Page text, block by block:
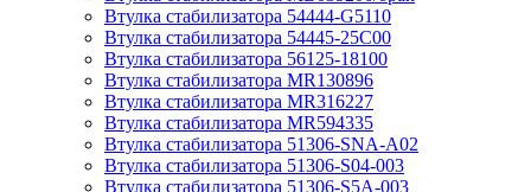
Втулка стабилизатора 54444-G5110
Втулка стабилизатора 54445-25C00
Втулка стабилизатора 56125-18100
Втулка стабилизатора MR130896
Втулка стабилизатора MR316227
Втулка стабилизатора MR594335
Втулка стабилизатора 51306-SNA-A02
Втулка стабилизатора 51306-S04-003
Втулка стабилизатора 51306-S5A-003